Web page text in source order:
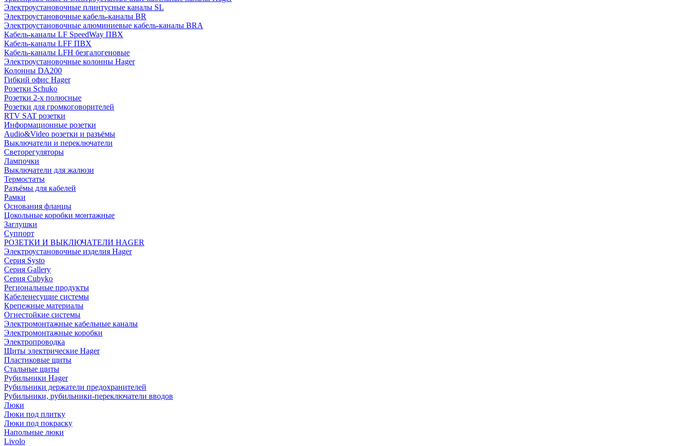
Электроустановочные плинтусные каналы SL
Электроустановочные кабель-каналы BR
Электроустановочные алюминиевые кабель-каналы BRA
Кабель-каналы LF SpeedWay ПВХ
Кабель-каналы LFF ПВХ
Кабель-каналы LFH безгалогеновые
Электроустановочные колонны Hager
Колонны DA200
Гибкий офис Hager
Розетки Schuko
Розетки 2-х полюсные
Розетки для громкоговорителей
RTV SAT розетки
Информационные розетки
Audio&Video розетки и разъёмы
Выключатели и переключатели
Светорегуляторы
Лампочки
Выключатели для жалюзи
Термостаты
Разъёмы для кабелей
Рамки
Основания фланцы
Цокольные коробки монтажные
Заглушки
Суппорт
РОЗЕТКИ И ВЫКЛЮЧАТЕЛИ HAGER
Электроустановочные изделия Hager
Серия Systo
Серия Gallery
Серия Cubyko
Региональные продукты
Кабеленесущие системы
Крепежные материалы
Огнестойкие системы
Электромонтажные кабельные каналы
Электромонтажные коробки
Электропроводка
Щиты электрические Hager
Пластиковые щиты
Стальные щиты
Рубильники Hager
Рубильники держатели предохранителей
Рубильники, рубильники-переключатели вводов
Люки
Люки под плитку
Люки под покраску
Напольные люки
Livolo